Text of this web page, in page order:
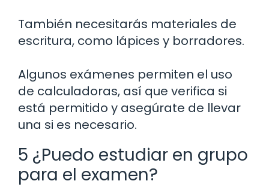
También necesitarás materiales de
escritura, como lápices y borradores.
Algunos exámenes permiten el uso
de calculadoras, así que verifica si
está permitido y asegúrate de llevar
una si es necesario.
5 ¿Puedo estudiar en grupo
para el examen?